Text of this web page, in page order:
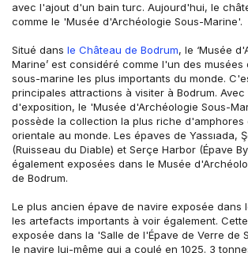
avec l'ajout d'un bain turc. Aujourd'hui, le
comme le 'Musée d'Archéologie Sous-Marine'.
Situé dans le Château de Bodrum, le ‘Musée
Marine’ est considéré comme l'un des
sous-marine les plus importants du monde.
principales attractions à visiter à Bodrum. Avec
d'exposition, le 'Musée d'Archéologie Sous-
possède la collection la plus riche d'amphores
orientale au monde. Les épaves de Yassıada,
(Ruisseau du Diable) et Serçe Harbor (Épave
également exposées dans le Musée
de Bodrum.
Le plus ancien épave de navire exposée dans
les artefacts importants à voir également.
exposée dans la 'Salle de l'Épave de Verre de
le navire lui-même qui a coulé en 1025. 3